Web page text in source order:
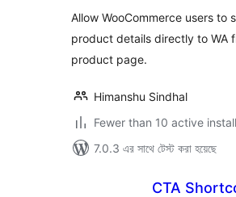
Allow WooCommerce users to
product details directly to WA
product page.
Himanshu Sindhal
Fewer than 10 active
7.0.3 এর সাথে টেস্ট করা হয়েছে
CTA